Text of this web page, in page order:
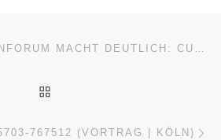
SYBIT EXPERTENFORUM MACHT DEUTLICH: CUSTOMER EXPERIENCE IST DER ERFOLGSFAKTOR FÜR NACHHALTIGEN MARKTERFOLG
767512 (VORTRAG | KÖLN)